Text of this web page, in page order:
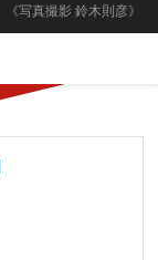
《写真撮影 鈴木則彦》